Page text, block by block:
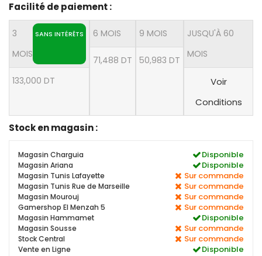
Facilité de paiement :
3
MOIS
SANS INTÉRÊTS
133,000 DT
6 MOIS
71,488 DT
9 MOIS
50,983 DT
JUSQU'À 60
MOIS
Voir
Conditions
Stock en magasin :
Magasin Charguia Disponible
Magasin Ariana Disponible
Magasin Tunis Lafayette Sur commande
Magasin Tunis Rue de Marseille Sur commande
Magasin Mourouj Sur commande
Gamershop El Menzah 5 Sur commande
Magasin Hammamet Disponible
Magasin Sousse Sur commande
Stock Central Sur commande
Vente en Ligne Disponible